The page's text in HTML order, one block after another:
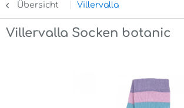
Übersicht Villervalla
Villervalla Socken botanic